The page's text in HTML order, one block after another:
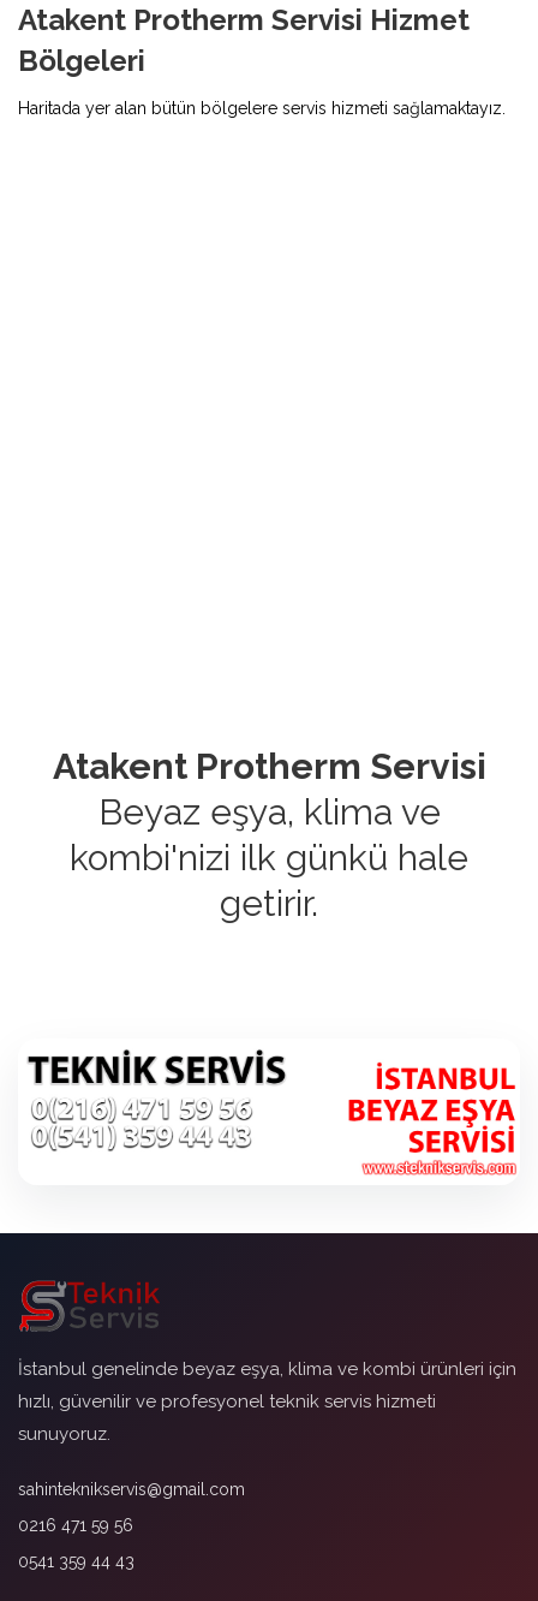
Atakent Protherm Servisi Hizmet
Bölgeleri
Haritada yer alan bütün bölgelere servis hizmeti sağlamaktayız.
Atakent Protherm Servisi
Beyaz eşya, klima ve
kombi'nizi ilk günkü hale
getirir.
İstanbul genelinde beyaz eşya, klima ve kombi ürünleri için
hızlı, güvenilir ve profesyonel teknik servis hizmeti
sunuyoruz.
sahinteknikservis@gmail.com
0216 471 59 56
0541 359 44 43